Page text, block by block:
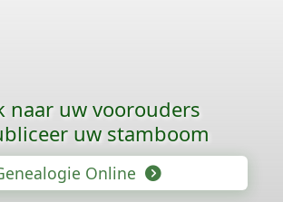
naar uw voorouders
uw stamboom
Online